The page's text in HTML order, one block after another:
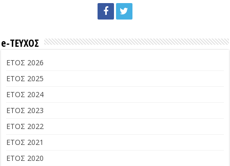
e-ΤΕΥΧΟΣ
ΕΤΟΣ 2026
ΕΤΟΣ 2025
ΕΤΟΣ 2024
ΕΤΟΣ 2023
ΕΤΟΣ 2022
ΕΤΟΣ 2021
ΕΤΟΣ 2020